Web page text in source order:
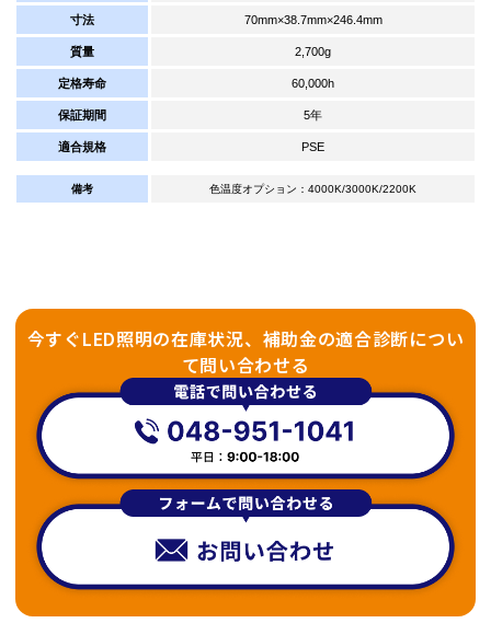
寸法 70mm×38.7mm×246.4mm
質量 2,700g
定格寿命 60,000h
保証期間 5年
適合規格 PSE
備考 色温度オプション：4000K/3000K/2200K
今すぐLED照明の在庫状況、補助金の適合診断につい
て問い合わせる